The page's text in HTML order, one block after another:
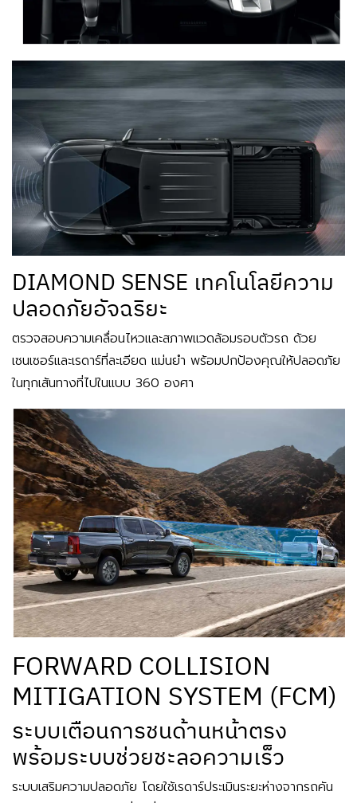
DIAMOND SENSE เทคโนโลยีความ
ปลอดภัยอัจฉริยะ
ตรวจสอบความเคลื่อนไหวและสภาพแวดล้อมรอบตัวรถ ด้วย
เซนเซอร์และเรดาร์ที่ละเอียด แม่นยำ พร้อมปกป้องคุณให้ปลอดภัย
ในทุกเส้นทางที่ไปในแบบ 360 องศา
FORWARD COLLISION
MITIGATION SYSTEM (FCM)
ระบบเตือนการชนด้านหน้าตรง
พร้อมระบบช่วยชะลอความเร็ว
ระบบเสริมความปลอดภัย โดยใช้เรดาร์ประเมินระยะห่างจากรถคัน